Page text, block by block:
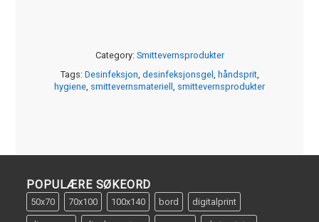
Category: Smittevernsprodukter
Tags: Desinfeksjon desinfeksjonsgel håndsprit,
hygiene smittevernsmateriell smittevernsprodukter
POPULÆRE SØKEORD
50x70 70x100 100x140 bord digitalprint